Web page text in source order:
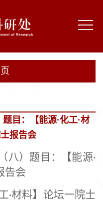
目：【能源·化工·材
报告会
八）题目：【能源·
告会
·材料】论坛一院士